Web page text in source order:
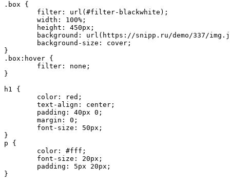
.box {
}
.box:hover {
}
h1 {
}
p {
}